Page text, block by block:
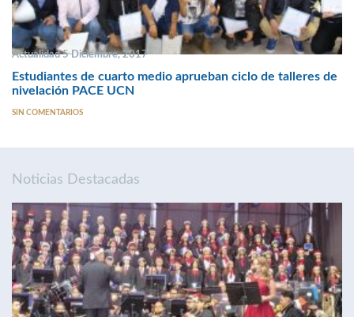
Actualidad 5 Diciembre, 2017
Estudiantes de cuarto medio aprueban ciclo de talleres de
nivelación PACE UCN
SIN COMENTARIOS
Noticias Destacadas